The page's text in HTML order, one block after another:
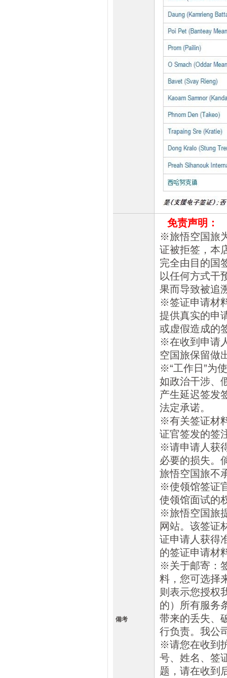
備考
免责声明：
※旅悟空国旅
证被拒签，本
完全由目的国
以任何方式干
果而导致被追
※签证申请材
提供真实的申
或虚假造成的
※在收到申请
空国旅保留做
※“工作日”为
如政治干涉、
产生延迟签发
法定承诺。
※有关签证材
证官签发的签
※请申请人获
必要的损失。
旅悟空国旅不
※使领馆签证
使领馆面试的
※旅悟空国旅
网站。该签证
证申请人获得
的签证申请材
※关于邮寄：
料，您可选择
则表示您授权
的）所有服务
带来的丢失、
行负责。我公
※请您在收到
号、姓名、签
题，请在收到